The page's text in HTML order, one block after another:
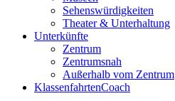
Sehenswürdigkeiten
Theater & Unterhaltung
Unterkünfte
Zentrum
Zentrumsnah
Außerhalb vom Zentrum
KlassenfahrtenCoach